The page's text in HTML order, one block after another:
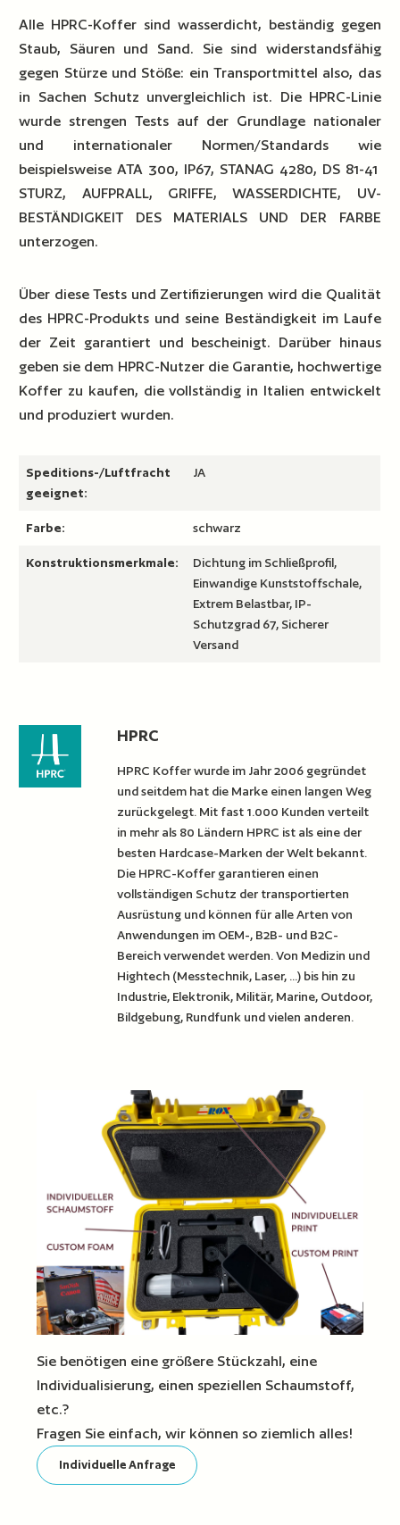
Alle HPRC-Koffer sind wasserdicht, beständig gegen
Staub, Säuren und Sand. Sie sind widerstandsfähig
gegen Stürze und Stöße: ein Transportmittel also, das
in Sachen Schutz unvergleichlich ist. Die HPRC-Linie
wurde strengen Tests auf der Grundlage nationaler
und internationaler Normen/Standards wie
beispielsweise ATA 300, IP67, STANAG 4280, DS 81-41
STURZ, AUFPRALL, GRIFFE, WASSERDICHTE, UV-
BESTÄNDIGKEIT DES MATERIALS UND DER FARBE
unterzogen.
Über diese Tests und Zertifizierungen wird die Qualität
des HPRC-Produkts und seine Beständigkeit im Laufe
der Zeit garantiert und bescheinigt. Darüber hinaus
geben sie dem HPRC-Nutzer die Garantie, hochwertige
Koffer zu kaufen, die vollständig in Italien entwickelt
und produziert wurden.
Speditions-/Luftfracht
geeignet:
JA
Farbe: schwarz
Konstruktionsmerkmale:
Dichtung im Schließprofil,
Einwandige Kunststoffschale,
Extrem Belastbar, IP-
Schutzgrad 67, Sicherer
Versand
HPRC
HPRC Koffer wurde im Jahr 2006 gegründet
und seitdem hat die Marke einen langen Weg
zurückgelegt. Mit fast 1.000 Kunden verteilt
in mehr als 80 Ländern HPRC ist als eine der
besten Hardcase-Marken der Welt bekannt.
Die HPRC-Koffer garantieren einen
vollständigen Schutz der transportierten
Ausrüstung und können für alle Arten von
Anwendungen im OEM-, B2B- und B2C-
Bereich verwendet werden. Von Medizin und
Hightech (Messtechnik, Laser, ...) bis hin zu
Industrie, Elektronik, Militär, Marine, Outdoor,
Bildgebung, Rundfunk und vielen anderen.
Sie benötigen eine größere Stückzahl, eine
Individualisierung, einen speziellen Schaumstoff,
etc.?
Fragen Sie einfach, wir können so ziemlich alles!
Individuelle Anfrage